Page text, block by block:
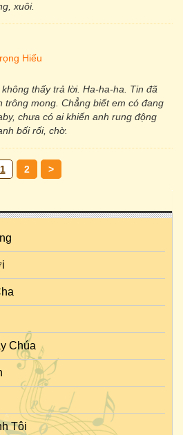
xuôi.
Hiếu
thấy trả lời. Ha-ha-ha. Tin đã
trông mong. Chẳng biết em có đang
chưa có ai khiến anh rung động
bối rối, chờ.
1 2 >
Chúa
Tôi